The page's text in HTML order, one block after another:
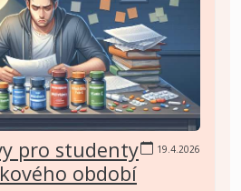
19.4.2026
pro studenty
období